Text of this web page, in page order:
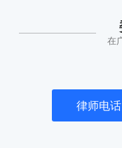
在
律师电话